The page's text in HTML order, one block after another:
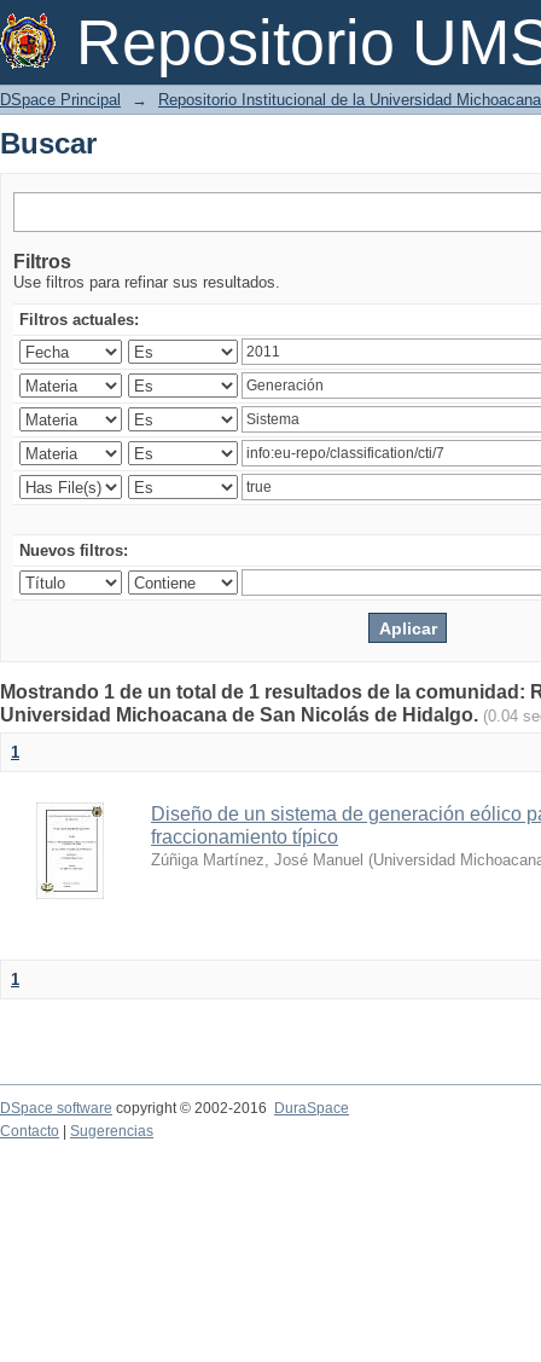
Repositorio
Buscar
DSpace Principal → Repositorio Institucional de la Universidad
Buscar
Filtros
Use filtros para refinar sus resultados.
Filtros actuales:
Nuevos filtros:
Mostrando 1 de un total de 1 resultados de la comunidad:
Universidad Michoacana de San Nicolás de Hidalgo. (0.04
1
Diseño de un sistema de generación eólico
fraccionamiento típico
Zúñiga Martínez, José Manuel (Universidad
1
DSpace software copyright © 2002-2016
DuraSpace
Contacto
Sugerencias